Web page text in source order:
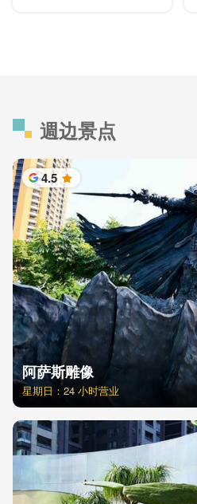
週边景点
4.5 星
阿萨斯雕像
星期日：24 小时营业